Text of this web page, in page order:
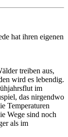
hat ihren eigenen
treiben aus,
wird es lebendig.
im
das nirgendwo
Temperaturen
Wege sind noch
als im